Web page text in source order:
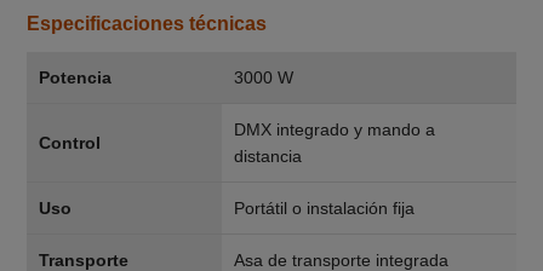
Especificaciones técnicas
Potencia 3000 W
Control
DMX integrado y mando a
distancia
Uso Portátil o instalación fija
Transporte Asa de transporte integrada